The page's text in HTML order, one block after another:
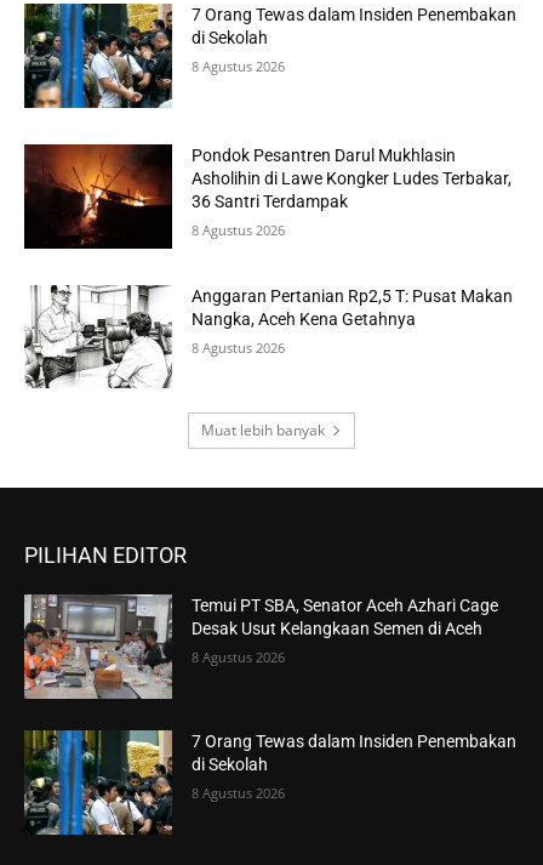
7 Orang Tewas dalam Insiden Penembakan
di Sekolah
8 Agustus 2026
Pondok Pesantren Darul Mukhlasin
Asholihin di Lawe Kongker Ludes Terbakar,
36 Santri Terdampak
8 Agustus 2026
Anggaran Pertanian Rp2,5 T: Pusat Makan
Nangka, Aceh Kena Getahnya
8 Agustus 2026
Muat lebih banyak
PILIHAN EDITOR
Temui PT SBA, Senator Aceh Azhari Cage
Desak Usut Kelangkaan Semen di Aceh
8 Agustus 2026
7 Orang Tewas dalam Insiden Penembakan
di Sekolah
8 Agustus 2026